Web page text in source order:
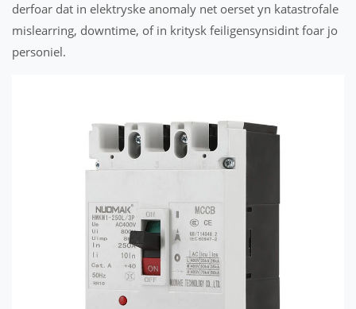
derfoar dat in elektryske anomaly net oerset yn katastrofale
mislearring, downtime, of in kritysk feiligensynsidint foar jo
personiel.